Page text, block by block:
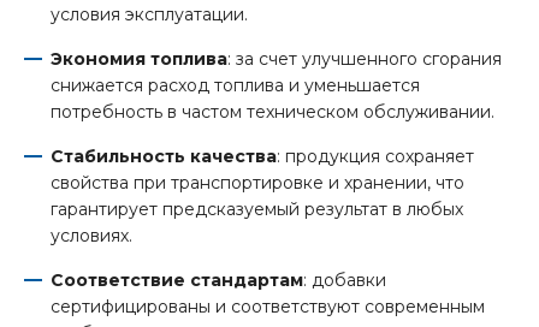
условия эксплуатации.
Экономия топлива: за счет улучшенного сгорания
снижается расход топлива и уменьшается
потребность в частом техническом обслуживании.
Стабильность качества: продукция сохраняет
свойства при транспортировке и хранении, что
гарантирует предсказуемый результат в любых
условиях.
Соответствие стандартам: добавки
сертифицированы и соответствуют современным